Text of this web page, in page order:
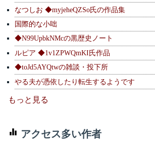
なつしお ◆myjeheQZSo氏の作品集
国際的な小咄
◆N99UpbkNMcの黒歴史ノート
ルピア ◆1v1ZPWQmKI氏作品
◆toJd5AYQtwの雑談・投下所
やる夫が憑依したり転生するようです
もっと見る
アクセス多い作者